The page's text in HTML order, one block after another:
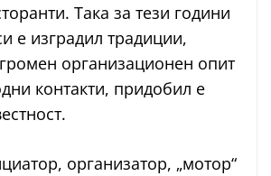
Така за тези години
е изградил традиции,
организационен опит
контакти, придобил е
организатор, „мотор“